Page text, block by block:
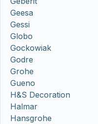
Geesa
Gessi
Globo
Gockowiak
Godre
Grohe
Gueno
H&S Decoration
Halmar
Hansgrohe